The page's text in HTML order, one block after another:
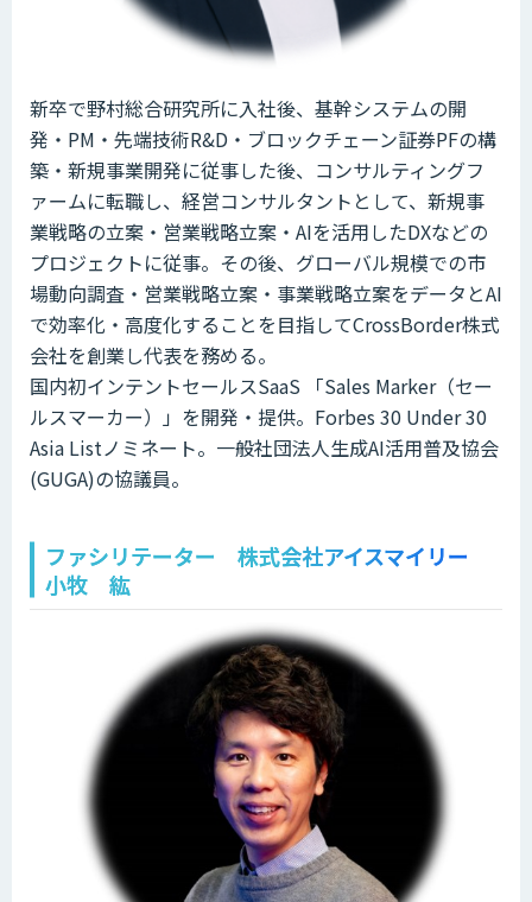
新卒で野村総合研究所に入社後、基幹システムの開
発・PM・先端技術R&D・ブロックチェーン証券PFの構
築・新規事業開発に従事した後、コンサルティングフ
ァームに転職し、経営コンサルタントとして、新規事
業戦略の立案・営業戦略立案・AIを活用したDXなどの
プロジェクトに従事。その後、グローバル規模での市
場動向調査・営業戦略立案・事業戦略立案をデータとAI
で効率化・高度化することを目指してCrossBorder株式
会社を創業し代表を務める。
国内初インテントセールスSaaS 「Sales Marker（セー
ルスマーカー）」を開発・提供。Forbes 30 Under 30
Asia Listノミネート。一般社団法人生成AI活用普及協会
(GUGA)の協議員。
ファシリテーター 株式会社アイスマイリー
小牧 紘